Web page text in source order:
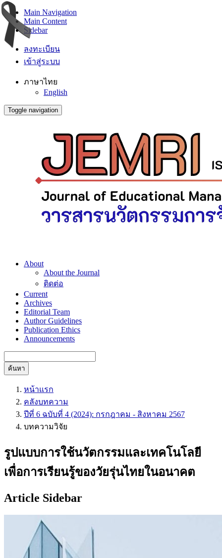
Main Navigation
Main Content
Sidebar
ลงทะเบียน
เข้าสู่ระบบ
ภาษาไทย
English
Toggle navigation
About
About the Journal
ติดต่อ
Current
Archives
Editorial Team
Author Guidelines
Publication Ethics
Announcements
ค้นหา
หน้าแรก
คลังบทความ
ปีที่ 6 ฉบับที่ 4 (2024): กรกฎาคม - สิงหาคม 2567
บทความวิจัย
รูปแบบการใช้นวัตกรรมและเทคโนโลยี
เพื่อการเรียนรู้ของวัยรุ่นไทยในอนาคต
Article Sidebar